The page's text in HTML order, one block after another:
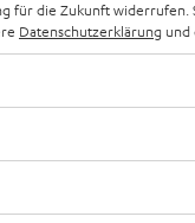
TEUFEL
für die Zukunft widerrufen.
Datenschutzerklärung und